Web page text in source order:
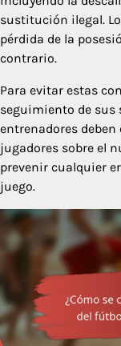
sustitución ilegal.
pérdida de la
contrario.
Para evitar estas
seguimiento de sus
entrenadores
jugadores sobre el
prevenir cualquier
juego.